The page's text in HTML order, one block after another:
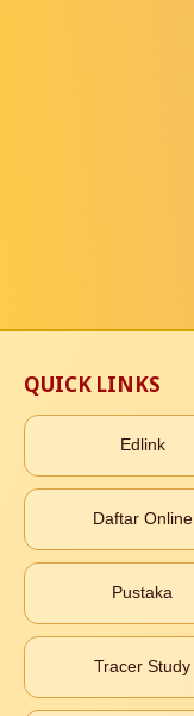
QUICK LINKS
Edlink
Daftar Online
Pustaka
Tracer Study